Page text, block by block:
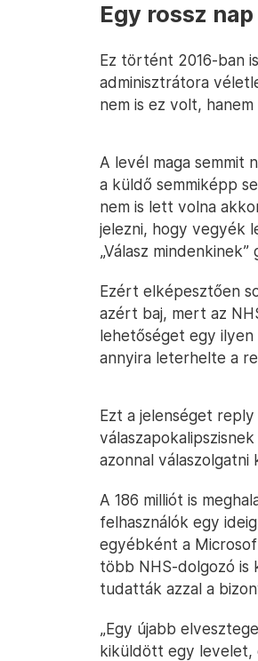
Egy rossz
Ez történt 2016-ban
adminisztrátora
nem is ez volt,
A levél maga semmit
a küldő semmiképp
nem is lett volna
jelezni, hogy vegyék
„Válasz
Ezért elképesztően
azért baj, mert az
lehetőséget egy
annyira leterhelte a
Ezt a jelenséget
azonnal
A 186 milliót is
felhasználók egy
egyébként a
több NHS-dolgozó is
tudatták azzal a
„Egy újabb
kiküldött egy levelet,